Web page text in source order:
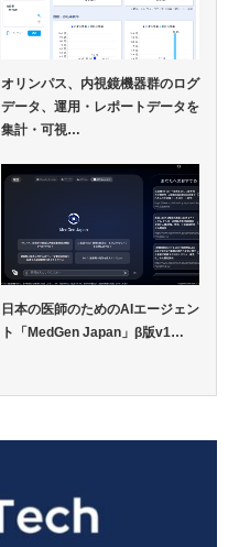
オリンパス、内視鏡機器群のログ
データ、運用・レポートデータを
集計・可視…
日本の医師のためのAIエージェン
ト「MedGen Japan」β版v1…